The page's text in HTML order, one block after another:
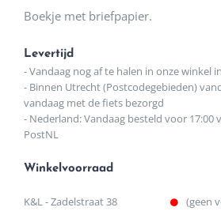
Boekje met briefpapier.
Levertijd
- Vandaag nog af te halen in onze winkel
- Binnen Utrecht (Postcodegebieden)
vandaag met de fiets bezorgd
- Nederland: Vandaag besteld voor 17:00
PostNL
Winkelvoorraad
K&L - Zadelstraat 38 (geen